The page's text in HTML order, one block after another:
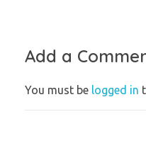
Add a
You must be logged in